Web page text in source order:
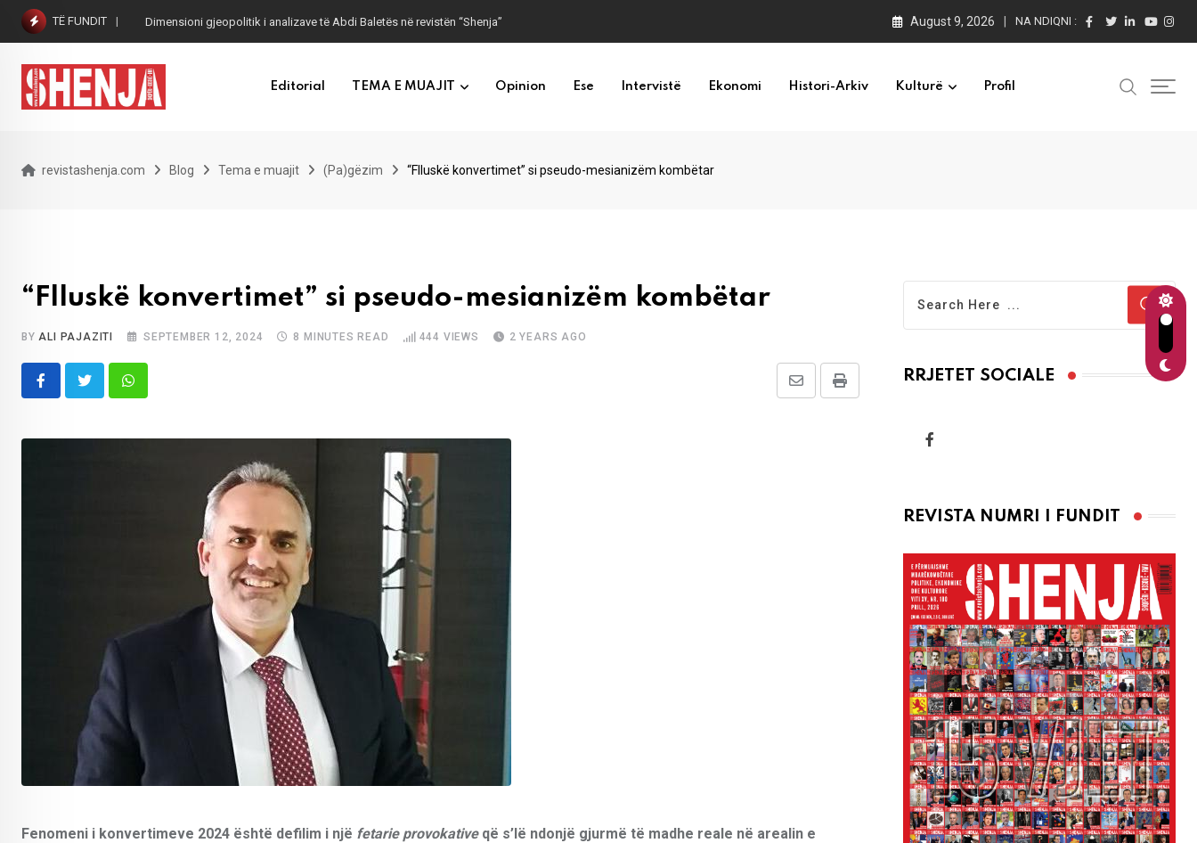
Skip
content
TË FUNDIT Dimensioni gjeopolitik i analizave të Abdi Baletës në revistën “Shenja” August 9, 2026 NA NDIQNI :
Editorial TEMA E MUAJIT Opinion Ese Intervistë Ekonomi Histori-Arkiv Kulturë Profil
revistashenja.com Blog Tema e muajit (Pa)gëzim “Flluskë konvertimet” si pseudo-mesianizëm kombëtar
“Flluskë konvertimet” si pseudo-mesianizëm kombëtar
BY ALI PAJAZITI SEPTEMBER 12, 2024 8 MINUTES READ 444 VIEWS 2 YEARS AGO
Whatsapp Print
Share
Fenomeni i konvertimeve 2024 është defilim i një fetarie provokative që s’lë ndonjë gjurmë të madhe reale në arealin e
RRJETET SOCIALE
REVISTA NUMRI I FUNDIT